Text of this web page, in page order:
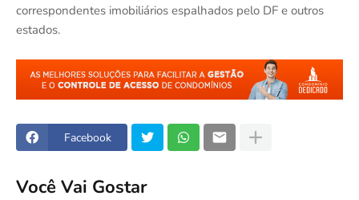
correspondentes imobiliários espalhados pelo DF e outros
estados.
Facebook
Você Vai Gostar